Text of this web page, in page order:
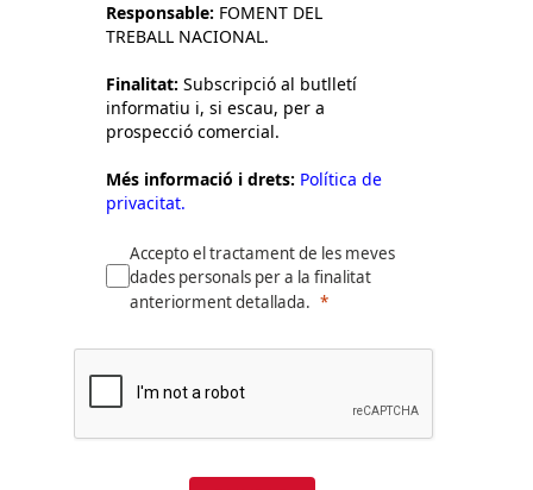
Responsable: FOMENT DEL
TREBALL NACIONAL.
Finalitat: Subscripció al butlletí
informatiu i, si escau, per a
prospecció comercial.
Més informació i drets: Política de
privacitat.
Accepto el tractament de les meves
dades personals per a la finalitat
anteriorment detallada.